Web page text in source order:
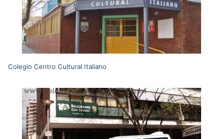
Colegio Centro Cultural Italiano